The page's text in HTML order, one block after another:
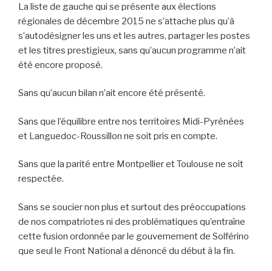
La liste de gauche qui se présente aux élections
régionales de décembre 2015 ne s’attache plus qu’à
s’autodésigner les uns et les autres, partager les postes
et les titres prestigieux, sans qu’aucun programme n’ait
été encore proposé.
Sans qu’aucun bilan n’ait encore été présenté.
Sans que l’équilibre entre nos territoires Midi-Pyrénées
et Languedoc-Roussillon ne soit pris en compte.
Sans que la parité entre Montpellier et Toulouse ne soit
respectée.
Sans se soucier non plus et surtout des préoccupations
de nos compatriotes ni des problématiques qu’entraîne
cette fusion ordonnée par le gouvernement de Solférino
que seul le Front National a dénoncé du début à la fin.